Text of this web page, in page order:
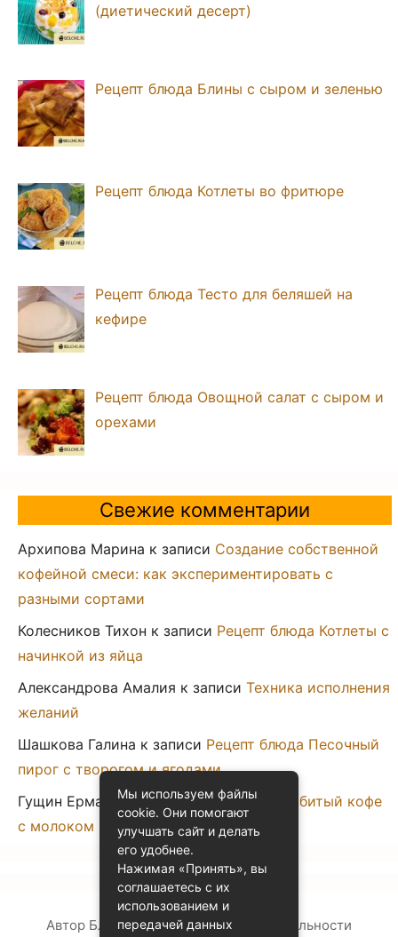
(диетический десерт)
Рецепт блюда Блины с сыром и зеленью
Рецепт блюда Котлеты во фритюре
Рецепт блюда Тесто для беляшей на
кефире
Рецепт блюда Овощной салат с сыром и
орехами
Свежие комментарии
Архипова Марина к записи Создание собственной
кофейной смеси: как экспериментировать с
разными сортами
Колесников Тихон к записи Рецепт блюда Котлеты с
начинкой из яйца
Александрова Амалия к записи Техника исполнения
желаний
Шашкова Галина к записи Рецепт блюда Песочный
пирог с творогом и ягодами
Гущин Ермак
к записиРецепт блюда Взбитый кофе
с молоком
Автор Блога Политика конфиденциальности
Мы используем файлы
cookie. Они помогают
улучшать сайт и делать
его удобнее.
Нажимая «Принять», вы
соглашаетесь с их
использованием и
передачей данных